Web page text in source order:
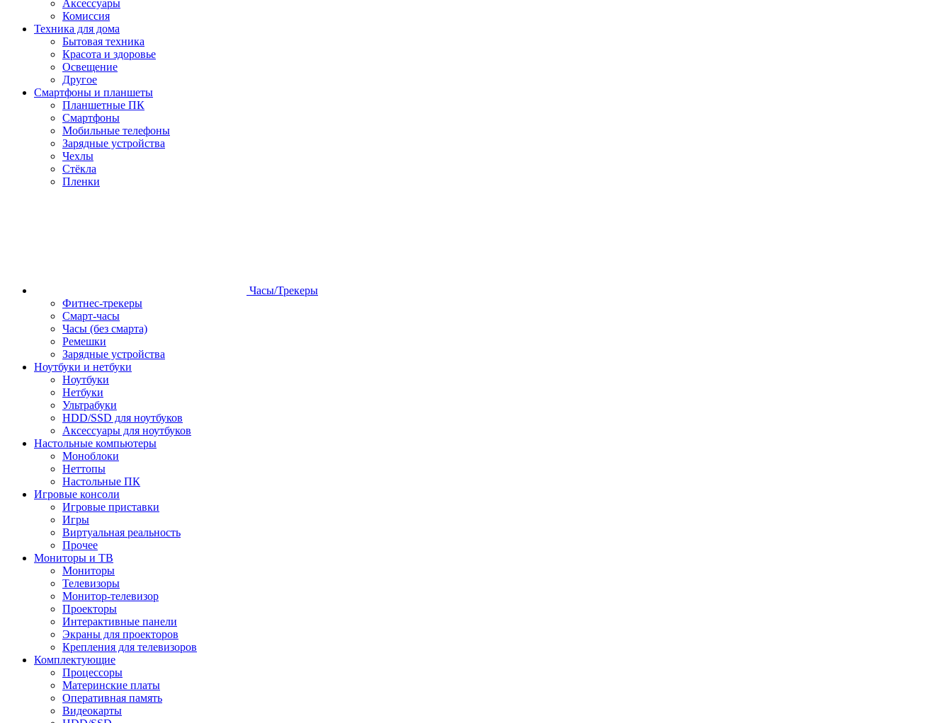
Аксессуары
Комиссия
Техника для дома
Бытовая техника
Красота и здоровье
Освещение
Другое
Смартфоны и планшеты
Планшетные ПК
Смартфоны
Мобильные телефоны
Зарядные устройства
Чехлы
Стёкла
Пленки
Часы/Трекеры
Фитнес-трекеры
Смарт-часы
Часы (без смарта)
Ремешки
Зарядные устройства
Ноутбуки и нетбуки
Ноутбуки
Нетбуки
Ультрабуки
HDD/SSD для ноутбуков
Аксессуары для ноутбуков
Настольные компьютеры
Моноблоки
Неттопы
Настольные ПК
Игровые консоли
Игровые приставки
Игры
Виртуальная реальность
Прочее
Мониторы и ТВ
Мониторы
Телевизоры
Монитор-телевизор
Проекторы
Интерактивные панели
Экраны для проекторов
Крепления для телевизоров
Комплектующие
Процессоры
Материнские платы
Оперативная память
Видеокарты